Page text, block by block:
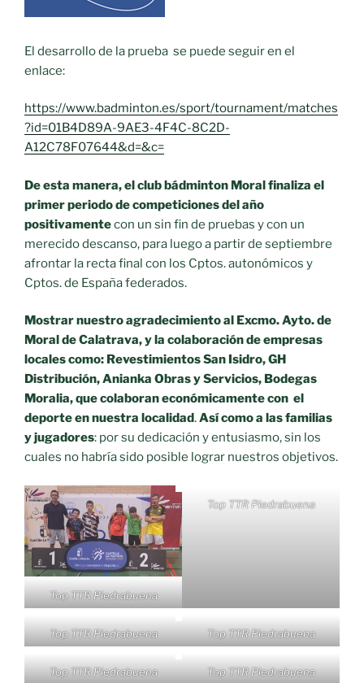
El desarrollo de la prueba se puede seguir en el
enlace:
https://www.badminton.es/sport/tournament/matches
?id=01B4D89A-9AE3-4F4C-8C2D-
A12C78F07644&d=&c=
De esta manera, el club bádminton Moral finaliza el
primer periodo de competiciones del año
positivamentecon un sin fin de pruebas y con un
merecido descanso, para luego a partir de septiembre
afrontar la recta final con los Cptos. autonómicos y
Cptos. de España federados.
Mostrar nuestro agradecimiento al Excmo. Ayto. de
Moral de Calatrava, y la colaboración de empresas
locales como: Revestimientos San Isidro, GH
Distribución, Anianka Obras y Servicios, Bodegas
Moralia, que colaboran económicamente con el
deporte en nuestra localidad.Así como a las familias
y jugadores: por su dedicación y entusiasmo, sin los
cuales no habría sido posible lograr nuestros objetivos.
Top TTR Piedrabuena
Top TTR Piedrabuena
Top TTR Piedrabuena Top TTR Piedrabuena
Top TTR Piedrabuena Top TTR Piedrabuena